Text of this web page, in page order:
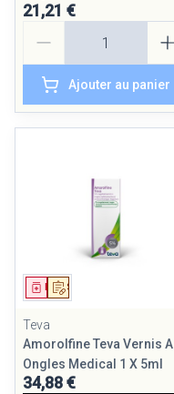
21,21 €
Ajouter au panier
Sur prescription
Médicament
Teva
Amorolfine Teva Vernis A
Ongles Medical 1 X 5ml
34,88 €